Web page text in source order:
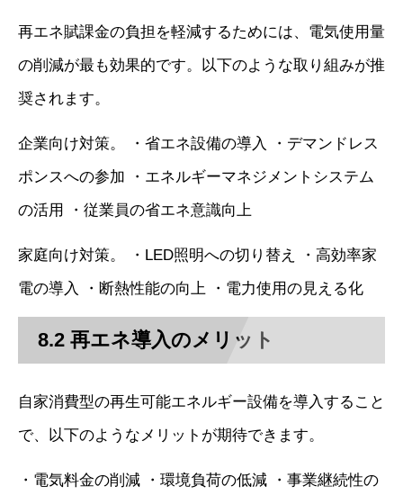
再エネ賦課金の負担を軽減するためには、電気使用量
の削減が最も効果的です。以下のような取り組みが推
奨されます。
企業向け対策。 ・省エネ設備の導入 ・デマンドレス
ポンスへの参加 ・エネルギーマネジメントシステム
の活用 ・従業員の省エネ意識向上
家庭向け対策。 ・LED照明への切り替え ・高効率家
電の導入 ・断熱性能の向上 ・電力使用の見える化
8.2 再エネ導入のメリット
自家消費型の再生可能エネルギー設備を導入すること
で、以下のようなメリットが期待できます。
・電気料金の削減 ・環境負荷の低減 ・事業継続性の